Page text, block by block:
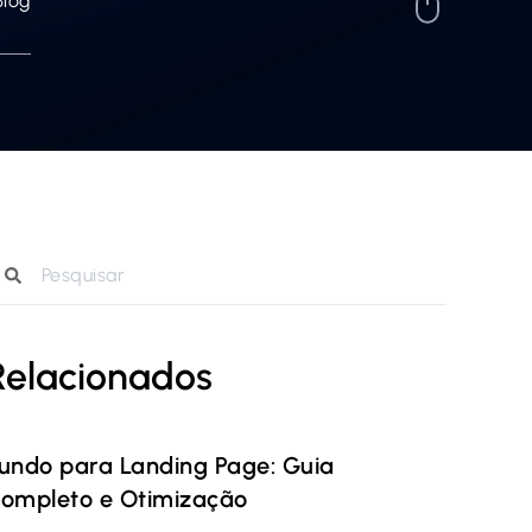
para Landing Page: Guia
e Otimização